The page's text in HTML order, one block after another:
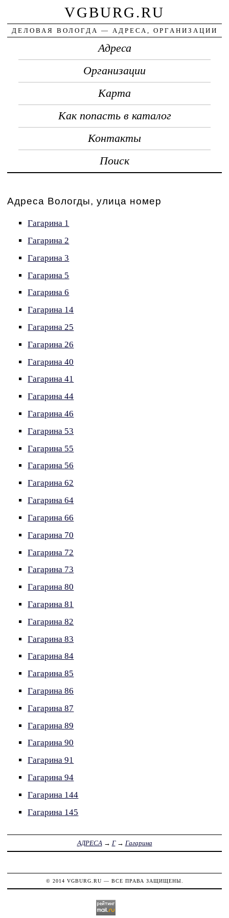
VGBURG.RU
ДЕЛОВАЯ ВОЛОГДА — АДРЕСА, ОРГАНИЗАЦИИ
Адреса
Организации
Карта
Как попасть в каталог
Контакты
Поиск
Адреса Вологды, улица номер
Гагарина 1
Гагарина 2
Гагарина 3
Гагарина 5
Гагарина 6
Гагарина 14
Гагарина 25
Гагарина 26
Гагарина 40
Гагарина 41
Гагарина 44
Гагарина 46
Гагарина 53
Гагарина 55
Гагарина 56
Гагарина 62
Гагарина 64
Гагарина 66
Гагарина 70
Гагарина 72
Гагарина 73
Гагарина 80
Гагарина 81
Гагарина 82
Гагарина 83
Гагарина 84
Гагарина 85
Гагарина 86
Гагарина 87
Гагарина 89
Гагарина 90
Гагарина 91
Гагарина 94
Гагарина 144
Гагарина 145
АДРЕСА→ Г→ Гагарина
© 2014 VGBURG.RU — ВСЕ ПРАВА ЗАЩИЩЕНЫ.